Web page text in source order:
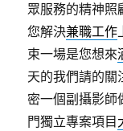
眾服務的精神照
您解決兼職工作
束一場是您想來
天的我們請的關
密一個副攝影師
門獨立專案項目